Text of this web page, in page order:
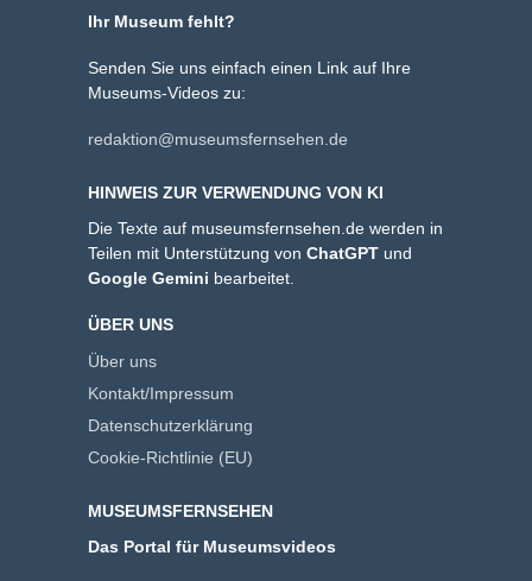
Ihr Museum fehlt?
Senden Sie uns einfach einen Link auf Ihre
Museums-Videos zu:
redaktion@museumsfernsehen.de
HINWEIS ZUR VERWENDUNG VON KI
Die Texte auf museumsfernsehen.de werden in
Teilen mit Unterstützung von ChatGPT und
Google Gemini bearbeitet.
ÜBER UNS
Über uns
Kontakt/Impressum
Datenschutzerklärung
Cookie-Richtlinie (EU)
MUSEUMSFERNSEHEN
Das Portal für Museumsvideos